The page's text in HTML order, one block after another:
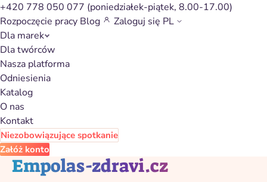
+420 778 050 077 (poniedziałek-piątek, 8.00-17.00)
Rozpoczęcie pracy Blog Zaloguj się PL
Dla marek
Dla twórców
Nasza platforma
Odniesienia
Katalog
O nas
Kontakt
Niezobowiązujące spotkanie
Załóż konto
Powrót do katalogu
Empolas-zdravi.cz